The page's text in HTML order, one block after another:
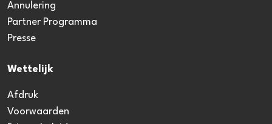
Annulering
Partner Programma
Presse
Wettelijk
Afdruk
Voorwaarden